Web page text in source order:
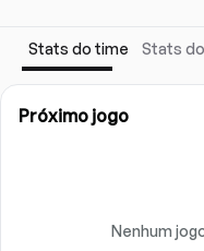
Stats do time Stats
Próximo jogo
Nenhum